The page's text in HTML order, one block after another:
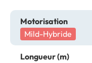
Motorisation
Mild-Hybride
Longueur (m)